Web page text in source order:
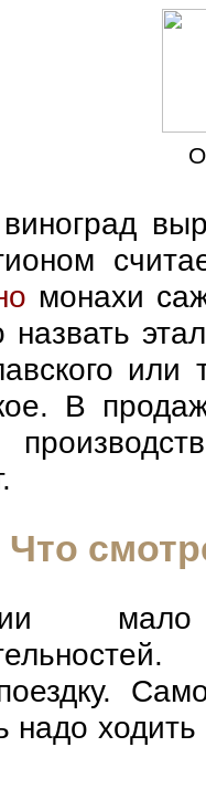
монахи
назвать
или
В
Что
мало
надо